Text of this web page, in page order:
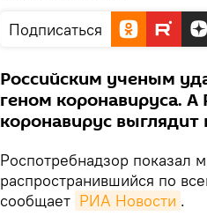
Подписаться
Российским ученым
геном коронавируса. А
коронавирус
Роспотребнадзор показал
распространившийся по
сообщает РИА Новости .